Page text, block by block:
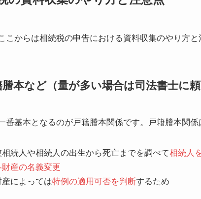
こからは相続税の申告における資料収集のやり方
謄本など（量が多い場合は司法書士に頼
番基本となるのが戸籍謄本関係です。戸籍謄本関係
相続人や相続人の出生から死亡までを調べて相続人
財産の名義変更
産によっては特例の適用可否を判断するため